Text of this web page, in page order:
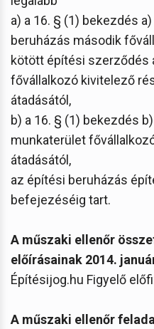
a) a 16. § (1) bekezdés
beruházás második
kötött építési szerződés
fővállalkozó kivitelező
átadásától,
b) a 16. § (1) bekezdés
munkaterület
átadásától,
az építési beruházás
befejezéséig tart.
A műszaki ellenőr
előírásainak 2014.
Építésijog.hu Figyelő
A műszaki ellenőr